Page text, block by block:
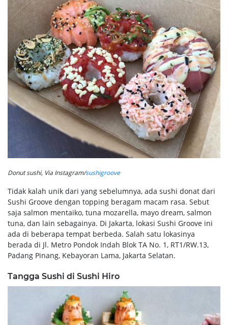
Donut sushi, Via Instagram/sushigroove
Tidak kalah unik dari yang sebelumnya, ada sushi donat dari
Sushi Groove dengan topping beragam macam rasa. Sebut
saja salmon mentaiko, tuna mozarella, mayo dream, salmon
tuna, dan lain sebagainya. Di Jakarta, lokasi Sushi Groove ini
ada di beberapa tempat berbeda. Salah satu lokasinya
berada di Jl. Metro Pondok Indah Blok TA No. 1, RT1/RW.13,
Padang Pinang, Kebayoran Lama, Jakarta Selatan.
Tangga Sushi di Sushi Hiro